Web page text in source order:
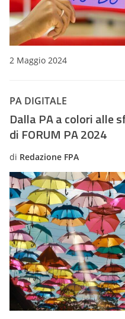
2 Maggio 2024
PA DIGITALE
Dalla PA a colori alle
di FORUM PA 2024
di Redazione FPA